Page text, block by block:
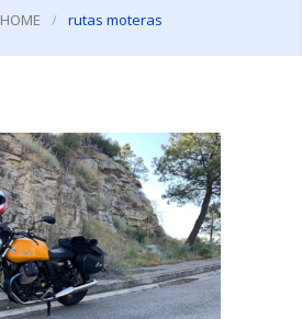
HOME / rutas moteras